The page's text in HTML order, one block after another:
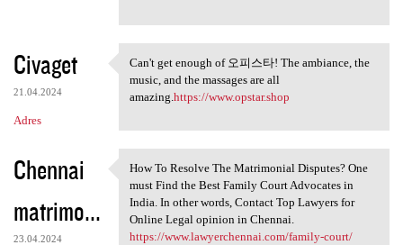
Civaget
21.04.2024
Adres
Can't get enough of 오피스타! The
Can't get enough of 오피스타! The ambiance, the
music, and the massages are all
amazing.https://www.opstar.shop
Chennai
matrimo...
23.04.2024
How To Resolve The
How To Resolve The Matrimonial Disputes? One
must Find the Best Family Court Advocates in
India. In other words, Contact Top Lawyers for
Online Legal opinion in Chennai.
https://www.lawyerchennai.com/family-court/